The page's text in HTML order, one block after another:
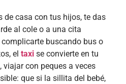
de casa con tus hijos, te das
al cole o a una cita
buscando bus o
el taxi se convierte en tu
viajar con peques a veces
que si la sillita del bebé,